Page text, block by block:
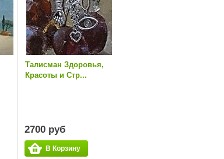
Талисман Здоровья,
Красоты и Стр...
2700 руб
В Корзину